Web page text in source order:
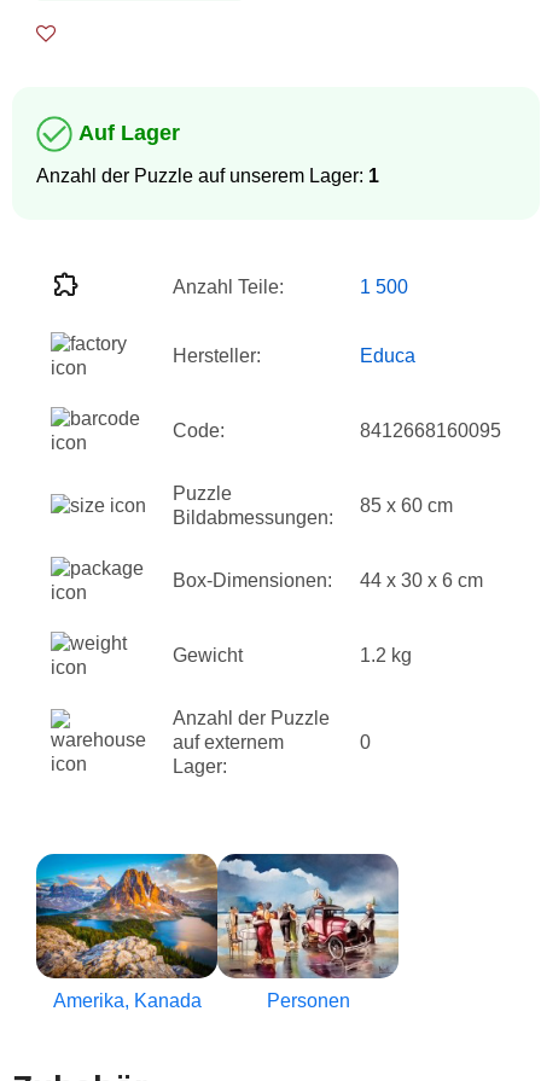
Auf Lager
Anzahl der Puzzle auf unserem Lager: 1
Anzahl Teile: 1 500
Hersteller: Educa
Code: 8412668160095
Puzzle
Bildabmessungen:
85 x 60 cm
Box-Dimensionen: 44 x 30 x 6 cm
Gewicht 1.2 kg
Anzahl der Puzzle
auf externem
Lager:
0
Amerika, Kanada Personen